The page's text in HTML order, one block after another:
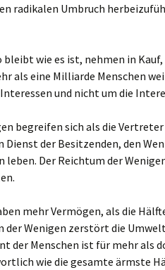
radikalen Umbruch
wie es ist, nehmen in Kauf,
als eine Milliarde Menschen
und nicht um die
begreifen sich als die
der Besitzenden, den
leben. Der Reichtum der
mehr Vermögen, als die
der Wenigen zerstört die
der Menschen ist für mehr als
wie die gesamte ärmste